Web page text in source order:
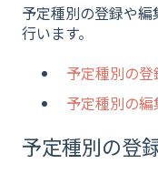
予定種別の登録や
行います。
予定種別の登
予定種別の
予定種別の登